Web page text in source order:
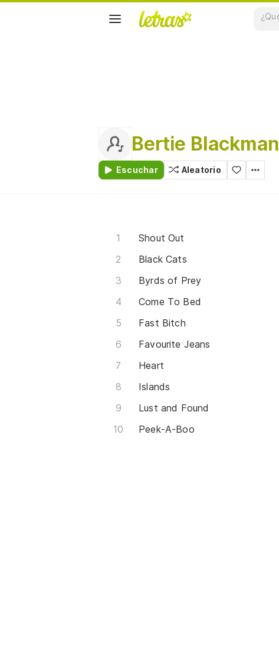
Bertie Blackman
Escuchar Aleatorio
Shout Out
Black Cats
Byrds of Prey
Come To Bed
Fast Bitch
Favourite Jeans
Heart
Islands
Lust and Found
Peek-A-Boo